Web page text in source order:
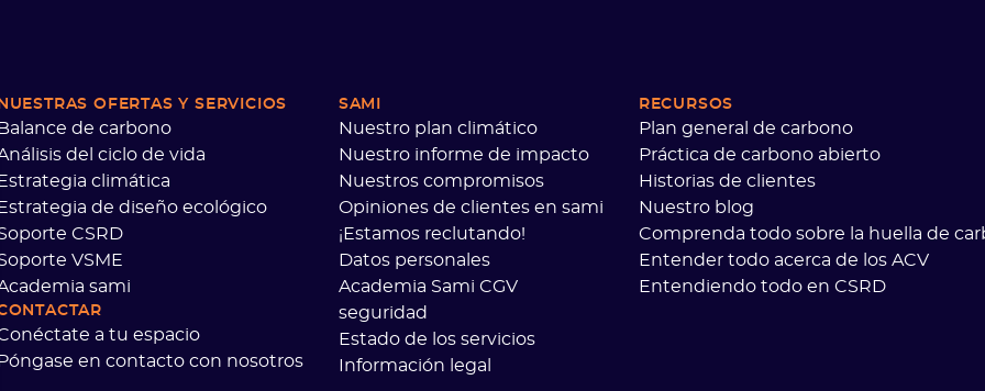
NUESTRAS OFERTASY SERVICIOS
Balance de carbono
del ciclo de vida
Estrategia climática
Estrategia de diseño ecológico
CSRD
VSME
sami
a tu espacio
Póngase en contacto con nosotros
SAMI
Nuestro plan climático
Nuestro informe de impacto
Nuestros compromisos
Opiniones de clientes en sami
¡Estamos reclutando!
Datos personales
Academia Sami CGV
seguridad
Estado de los servicios
Información legal
RECURSOS
Plan general de carbono
Práctica de carbono abierto
Historias de clientes
Nuestro blog
Comprenda todo sobre la huella de
Entender todo acerca de los ACV
Entendiendo todo en CSRD